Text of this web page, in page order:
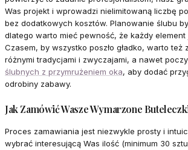
Was projekt i wprowadzi nielimitowaną liczbę
bez dodatkowych kosztów. Planowanie ślubu
dlatego warto mieć pewność, że każdy
Czasem, by wszystko poszło gładko, warto też
różnymi tradycjami i zwyczajami, a nawet
ślubnych z przymrużeniem oka, aby dodać
odrobiny zabawy.
Jak Zamówić Wasze Wymarzone
Proces zamawiania jest niezwykle prosty i
wybrać interesującą Was ilość (minimum 30